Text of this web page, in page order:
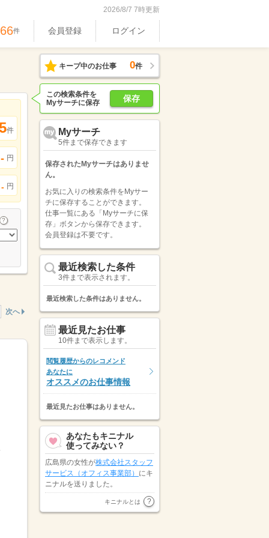
2026/8/7 7時更新
件 会員登録 ログイン
件
- 円
- 円
次へ
キープ中のお仕事 0件
保存
この検索条件を
Myサーチに保存
Myサーチ
5件まで保存できます
保存されたMyサーチはありませ
ん。
お気に入りの検索条件をMyサー
チに保存することができます。
仕事一覧にある「Myサーチに保
存」ボタンから保存できます。
会員登録は不要です。
最近検索した条件
3件まで表示されます。
最近検索した条件はありません。
最近見たお仕事
10件まで表示します。
閲覧履歴からのレコメンド
あなたに
オススメのお仕事情報
最近見たお仕事はありません。
あなたもキニナル
使ってみない？
広島県の女性が株式会社スタッフ
サービス（オフィス事業部） にキ
ニナルを送りました。
マンパワーグルー
プ株式会社にキニナルを送りまし
キニナルとは